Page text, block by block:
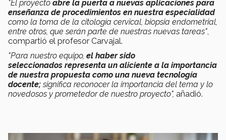
"El proyecto abre la puerta a nuevas aplicaciones para
enseñanza de procedimientos en nuestra especialidad
como la toma de la citología cervical, biopsia endometrial,
entre otros, que serán parte de nuestras nuevas tareas",
compartió el profesor Carvajal.
"Para nuestro equipo, el haber sido
seleccionados representa un aliciente a la importancia
de nuestra propuesta como una nueva tecnología
docente;significa reconocer la importancia del tema y lo
novedosos y prometedor de nuestro proyecto", añadió.